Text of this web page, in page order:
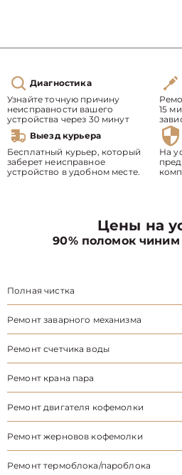
Диагностика
Узнайте точную причину
неисправности вашего
устройства через 30 минут
15
Выезд курьера
Бесплатный курьер, который
заберет неисправное
устройство в удобном месте.
На
Цены на
90% поломок
Полная чистка
Ремонт заварного механизма
Ремонт счетчика воды
Ремонт крана пара
Ремонт двигателя кофемолки
Ремонт жерновов кофемолки
Ремонт термоблока/пароблока